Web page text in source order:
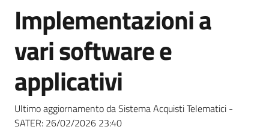
Bandi
strumenti
acquisto
Supporto
Salta al contenuto
Implementazioni a
vari software e
applicativi
Ultimo aggiornamento da Sistema Acquisti Telematici -
SATER: 26/02/2026 23:40